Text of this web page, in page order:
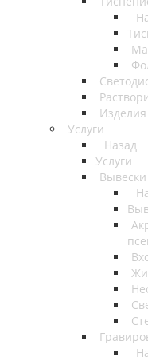
Услуги
Назад
Услуги
Вывески